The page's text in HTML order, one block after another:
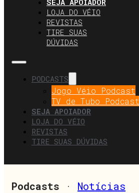
LOJA DO VÉIO
REVISTAS
TIRE SUAS
DÚVIDAS
PODCASTS
Jogo Véio Podcast
TV de Tubo Podcast
SEJA APOIADOR
LOJA DO VÉIO
REVISTAS
TIRE SUAS DÚVIDAS
Podcasts · Notícias